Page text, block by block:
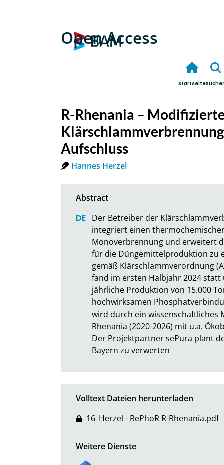
Open Access
Startseite
R-Rhenania –
Aufschluss
Hannes Herzel
Der Betreiber der
integriert einen
Monoverbrennung und erweitert
für die Düngemittelproduktion zu
gemäß Klärschlammverordnung
fand im ersten Halbjahr 2024
jährliche Produktion von 15.000
hochwirksamen
wird durch ein wissenschaftliches
Rhenania (2020-2026) mit u.a.
Der Projektpartner sePura plant
Bayern zu verwerten
Volltext Dateien herunterladen
16_Herzel - RePhoR R-Rhenania.pdf
Weitere Dienste